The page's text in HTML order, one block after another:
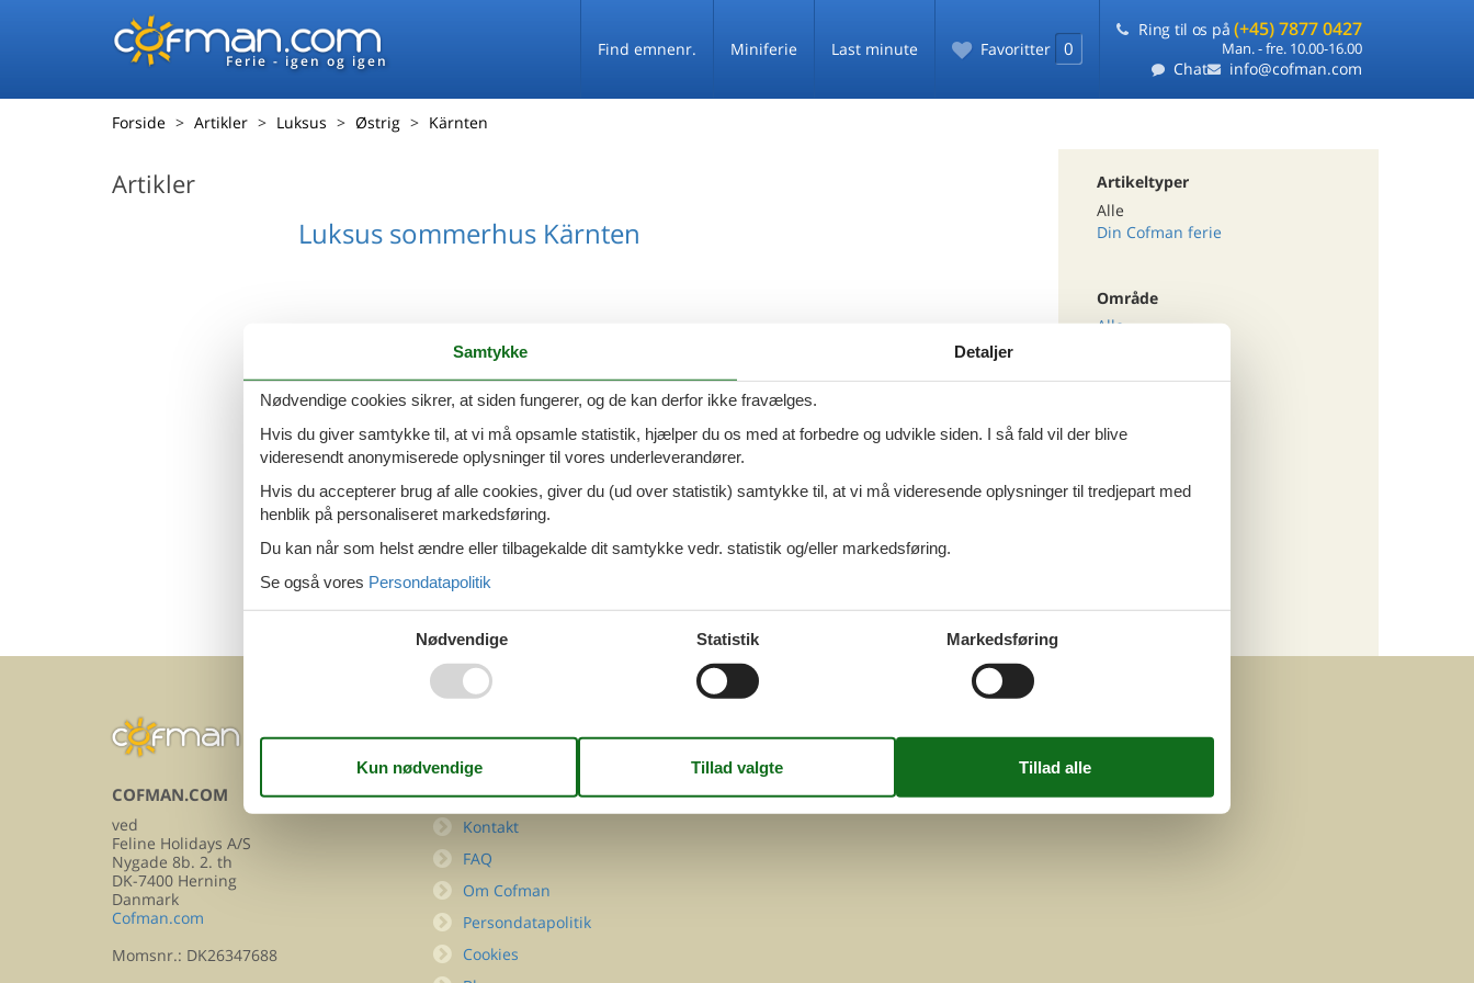
Ferie - igen og igen
Find emnenr. Miniferie Last minute Favoritter 0
Ring til os på (+45) 7877 0427
Man. - fre. 10.00-16.00
Chat info@cofman.com
Forside Artikler Luksus Østrig Kärnten
Artikler
Luksus sommerhus Kärnten
Luksus sommerhus Heft
Artikeltyper
Alle
Din Cofman ferie
Område
Alle
Alle
Luksus
COFMAN.COM
ved
Feline Holidays A/S
Nygade 8b. 2. th
DK-7400 Herning
Danmark
Cofman.com
Momsnr.: DK26347688
INFORMATION
Kontakt
FAQ
Om Cofman
Persondatapolitik
Cookies
FØLG OS PÅ
Facebook
Samtykke Detaljer
Nødvendige cookies sikrer, at siden fungerer, og de kan derfor ikke fravælges.
Hvis du giver samtykke til, at vi må opsamle statistik, hjælper du os med at forbedre og udvikle siden. I så fald vil der blive
videresendt anonymiserede oplysninger til vores underleverandører.
Hvis du accepterer brug af alle cookies, giver du (ud over statistik) samtykke til, at vi må videresende oplysninger til tredjepart med
henblik på personaliseret markedsføring.
Du kan når som helst ændre eller tilbagekalde dit samtykke vedr. statistik og/eller markedsføring.
Se også vores Persondatapolitik
Nødvendige Statistik Markedsføring